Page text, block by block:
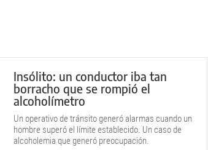
Insólito: un conductor iba tan
borracho que se rompió el
alcoholímetro
Un operativo de tránsito generó alarmas cuando un
hombre superó el límite establecido. Un caso de
alcoholemia que generó preocupación.